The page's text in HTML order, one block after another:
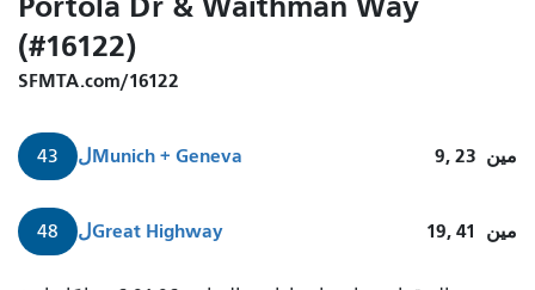
(#16122)
SFMTA.com/16122
43 لMunich + Geneva 9, 23 مين
48 لGreat Highway 19, 41 مين